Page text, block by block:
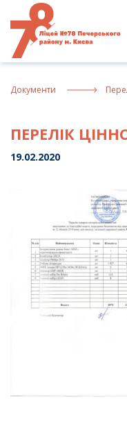
content
Документи
ПЕРЕЛІК
19.02.2020